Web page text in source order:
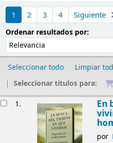
1 2 3 4 Siguiente
Ordenar resultados por:
Seleccionar todo
Limpiar
Seleccionar títulos para:
1. En
por